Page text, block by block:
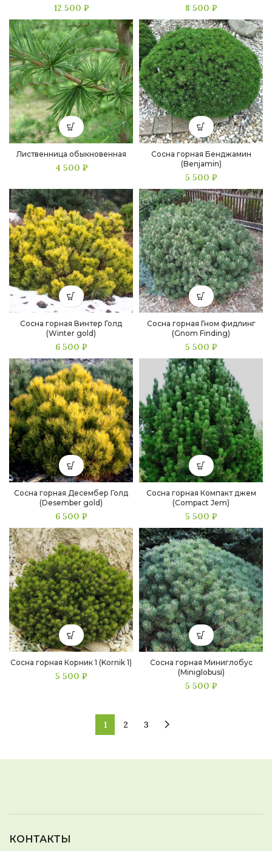
12 500 ₽ 8 500 ₽
Лиственница обыкновенная
4 500 ₽
Сосна горная Бенджамин
(Benjamin)
5 500 ₽
Сосна горная Винтер Голд
(Winter gold)
6 500 ₽
Сосна горная Гном фидлинг
(Gnom Finding)
5 500 ₽
Сосна горная Десембер Голд
(Desember gold)
6 500 ₽
Сосна горная Компакт джем
(Compact Jem)
5 500 ₽
Сосна горная Корник 1 (Kornik 1)
5 500 ₽
Сосна горная Миниглобус
(Miniglobusi)
5 500 ₽
1 2 3
КОНТАКТЫ